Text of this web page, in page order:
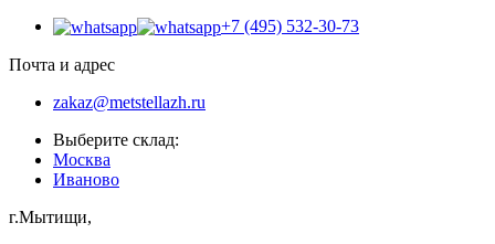
+7 (495) 532-30-73
Почта и адрес
zakaz@metstellazh.ru
Выберите склад:
Москва
Иваново
г.Мытищи,